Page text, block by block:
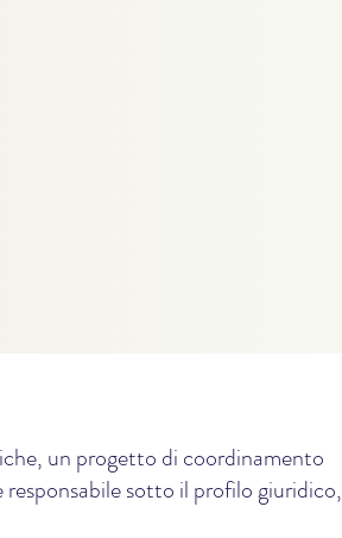
un progetto di coordinamento
sotto il profilo giuridico,